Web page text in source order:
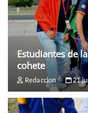
Estudiantes de
cohete
Redaccion 21